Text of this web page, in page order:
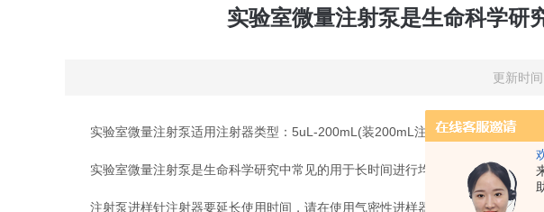
实验室微量注射泵是生命科学研
更新时
实验室微量注射泵适用注射器类型：5uL-200mL(装200mL注射器需提前说明、更
实验室微量注射泵是生命科学研究中常见的用于长时间进行均匀微量注射的仪器
注射泵进样针注射器要延长使用时间，请在使用气密性进样器之前用水湿润柱塞